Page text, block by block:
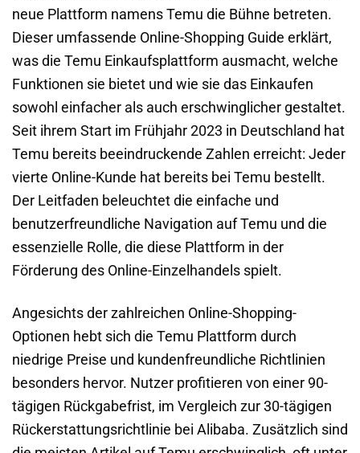
neue Plattform namens Temu die Bühne betreten.
Dieser umfassende Online-Shopping Guide erklärt,
was die Temu Einkaufsplattform ausmacht, welche
Funktionen sie bietet und wie sie das Einkaufen
sowohl einfacher als auch erschwinglicher gestaltet.
Seit ihrem Start im Frühjahr 2023 in Deutschland hat
Temu bereits beeindruckende Zahlen erreicht: Jeder
vierte Online-Kunde hat bereits bei Temu bestellt.
Der Leitfaden beleuchtet die einfache und
benutzerfreundliche Navigation auf Temu und die
essenzielle Rolle, die diese Plattform in der
Förderung des Online-Einzelhandels spielt.
Angesichts der zahlreichen Online-Shopping-
Optionen hebt sich die Temu Plattform durch
niedrige Preise und kundenfreundliche Richtlinien
besonders hervor. Nutzer profitieren von einer 90-
tägigen Rückgabefrist, im Vergleich zur 30-tägigen
Rückerstattungsrichtlinie bei Alibaba. Zusätzlich sind